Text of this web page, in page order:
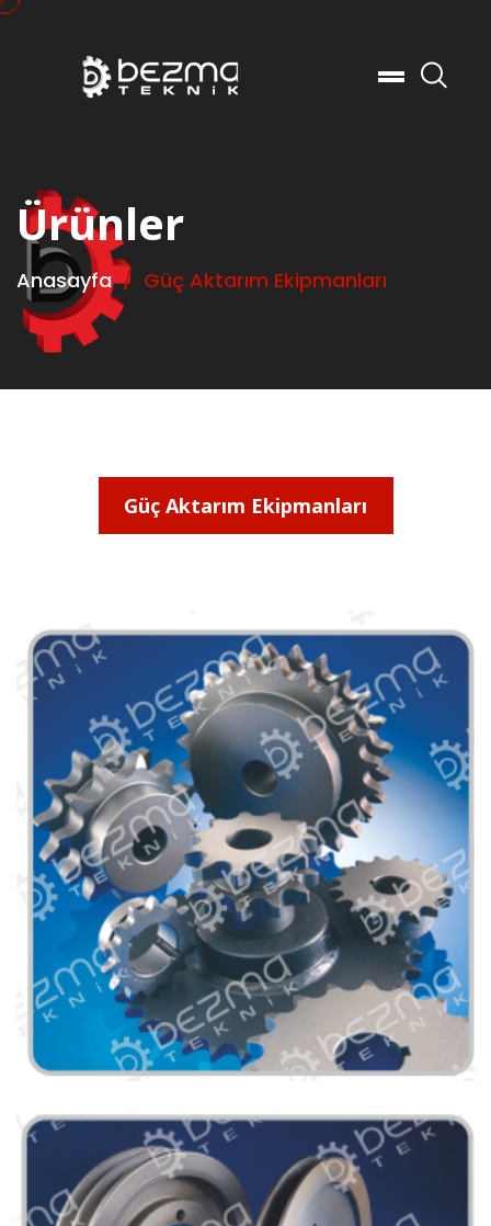
Ürünler
Anasayfa Güç Aktarım Ekipmanları
Güç Aktarım Ekipmanları
Zincir ve Dişliler